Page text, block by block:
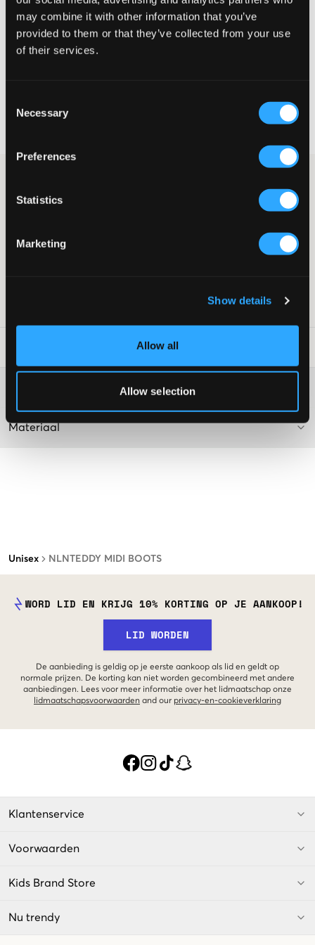
may combine it with other information that you’ve
provided to them or that they’ve collected from your use
of their services.
Selection
Necessary
Preferences
Statistics
Marketing
Show details
Allow all
Allow selection
Unisex NLNTEDDY MIDI BOOTS
MAATTABEL
Snelle levering
Gratis verzending vanaf €69
een zachte voering. De schachthoogte is 9 cm. Dit is een van de
grootste schoenentrends van de winter.
Voering
Schachthoogte: 9 cm
Materiaal
WORD LID EN KRIJG 10% KORTING OP JE AANKOOP!
LID WORDEN
De aanbieding is geldig op je eerste aankoop als lid en geldt op
normale prijzen. De korting kan niet worden gecombineerd met andere
aanbiedingen. Lees voor meer informatie over het lidmaatschap onze
lidmaatschapsvoorwaarden and our privacy-en-cookieverklaring
Klantenservice
Voorwaarden
Kids Brand Store
Nu trendy